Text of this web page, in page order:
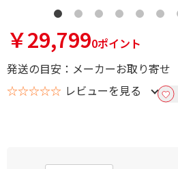
￥29,7990ポイント
発送の目安：メーカーお取り寄せ
☆☆☆☆☆ レビューを見る